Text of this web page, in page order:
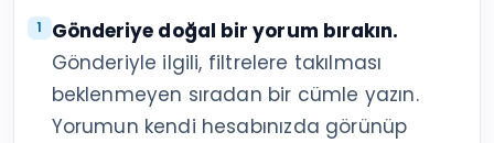
Gönderiye doğal bir yorum bırakın.
Gönderiyle ilgili, filtrelere takılması
beklenmeyen sıradan bir cümle yazın.
Yorumun kendi hesabınızda görünüp